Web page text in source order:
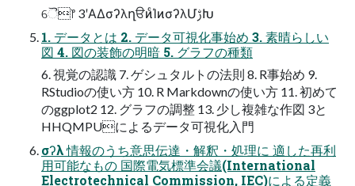
ୈ෦ 3ʹΑΔσʔλղੳͷͨΊͷσʔλՄࢹԽ
1. データとは 2. データ可視化事始め 3. 素晴らしい
図 4. 図の装飾の明暗 5. グラフの種類
6. 視覚の認識 7. ゲシュタルトの法則 8. R事始め 9.
RStudioの使い⽅ 10. R Markdownの使い⽅ 11. 初めて
のggplot2 12. グラフの調整 13. 少し複雑な作図 3と
HHQMPUによるデータ可視化入門
σʔλ 情報のうち意思伝達・解釈・処理に 適した再利
⽤可能なもの 国際電気標準会議(International
Electrotechnical Commission, IEC)による定義